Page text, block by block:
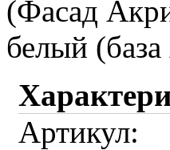
Артикул: